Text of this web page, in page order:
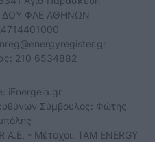
ΔΟΥ ΦΑΕ ΑΘΗΝΩΝ
210 6534882
iEnergeia.gr
Σύμβουλος: Φώτης
Α.Ε. - Μέτοχοι: TAM ENERGY